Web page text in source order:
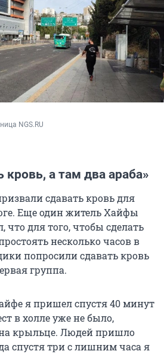
NGS.RU
кровь, а там два араба»
сдавать кровь для
Еще один житель Хайфы
что для того, чтобы сделать
несколько часов в
попросили сдавать кровь
группа.
я пришел спустя 40 минут
в холле уже не было,
на крыльце. Людей пришло
спустя три с лишним часа я